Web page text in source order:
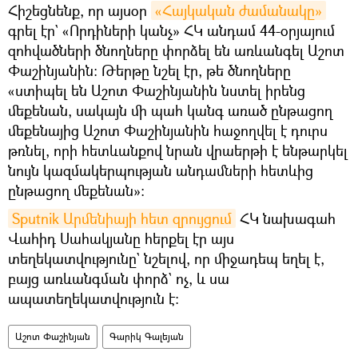
Հիշեցնենք, որ այսօր «Հայկական ժամանակը»
գրել էր` «Որդիների կանչ» ՀԿ անդամ 44-օրյայում
զոհվածների ծնողները փորձել են առևանգել Աշոտ
Փաշինյանին։ Թերթը նշել էր, թե ծնողները
«ստիպել են Աշոտ Փաշինյանին նստել իրենց
մեքենան, սակայն մի պահ կանգ առած ընթացող
մեքենայից Աշոտ Փաշինյանին հաջողվել է դուրս
թռնել, որի հետևանքով նրան վրաերթի է ենթարկել
նույն կազմակերպության անդամների հետևից
ընթացող մեքենան»:
Sputnik Արմենիայի հետ զրույցում ՀԿ նախագահ
Վահիդ Սահակյանը հերքել էր այս
տեղեկատվությունը` նշելով, որ միջադեպ եղել է,
բայց առևանգման փորձ` ոչ, և սա
ապատեղեկատվություն է։
Աշոտ Փաշինյան Գարիկ Գալեյան